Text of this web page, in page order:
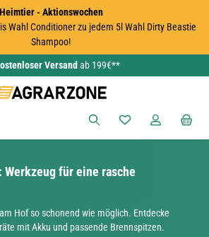
Heimtier - Aktionswochen
Wahl Conditioner zu jedem 5l Wahl Dirty Beastie
Shampoo!
Versand ab 199€**
Du hast 0
für eine rasche
Hof so schonend wie möglich. Entdecke
mit Akku und passende Brennspitzen.